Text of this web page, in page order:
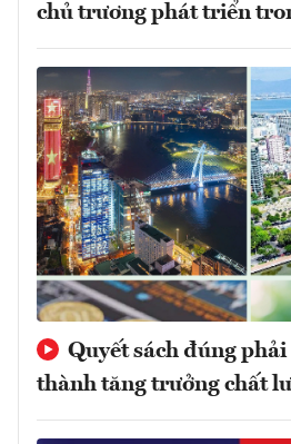
chủ trương phát triển
Quyết sách đúng
thành tăng trưởng chất